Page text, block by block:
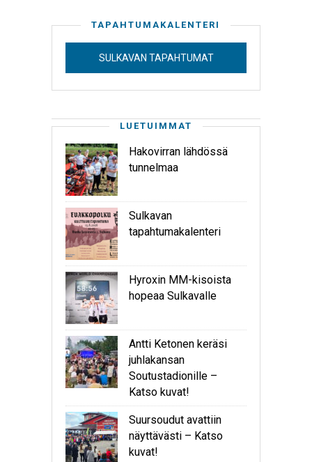
TAPAHTUMAKALENTERI
SULKAVAN TAPAHTUMAT
LUETUIMMAT
Hakovirran lähdössä
tunnelmaa
Sulkavan
tapahtumakalenteri
Hyroxin MM-kisoista
hopeaa Sulkavalle
Antti Ketonen keräsi
juhlakansan
Soutustadionille –
Katso kuvat!
Suursoudut avattiin
näyttävästi – Katso
kuvat!